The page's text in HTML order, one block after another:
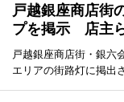
戸越銀座商店街
プを掲示 店主
戸越銀座商店街・銀六
エリアの街路灯に掲出